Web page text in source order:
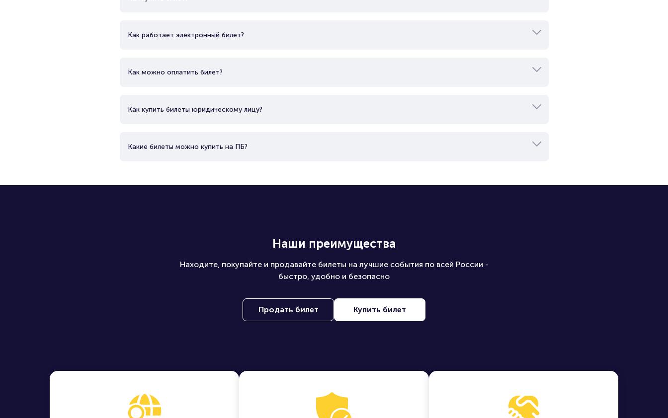
Как работает электронный билет?
Как можно оплатить билет?
Как купить билеты юридическому лицу?
Какие билеты можно купить на ПБ?
Наши преимущества
Находите, покупайте и продавайте билеты на лучшие события по всей России -
быстро, удобно и безопасно
Продать билет Купить билет